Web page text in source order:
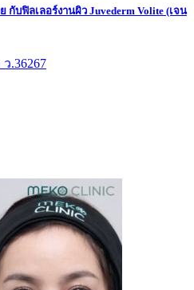
กับฟิลเลอร์งานผิว Juvederm Volite (เจน
.36267